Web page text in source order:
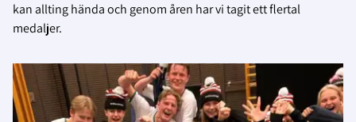
kan allting hända och genom åren har vi tagit ett flertal
medaljer.